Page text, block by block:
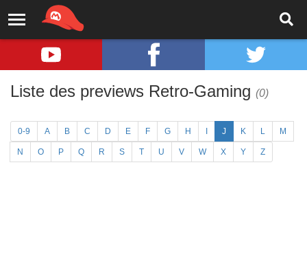
Liste des previews Retro-Gaming (0)
0-9 A B C D E F G H J K L M
N O P Q R S T U V W X Y Z